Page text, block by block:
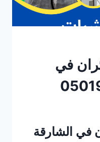
في
في الشارقة